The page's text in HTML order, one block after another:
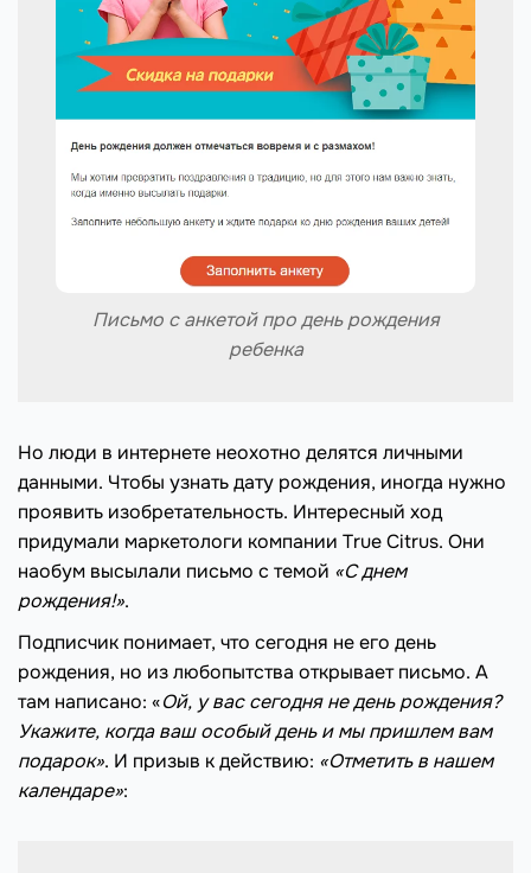
Письмо с анкетой про день рождения
ребенка
Но люди в интернете неохотно делятся личными
данными. Чтобы узнать дату рождения, иногда нужно
проявить изобретательность. Интересный ход
придумали маркетологи компании True Citrus. Они
наобум высылали письмо с темой «С днем
рождения!».
Подписчик понимает, что сегодня не его день
рождения, но из любопытства открывает письмо. А
там написано: «Ой, у вас сегодня не день рождения?
Укажите, когда ваш особый день и мы пришлем вам
подарок». И призыв к действию: «Отметить в нашем
календаре»: